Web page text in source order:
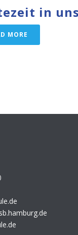
in
MORE